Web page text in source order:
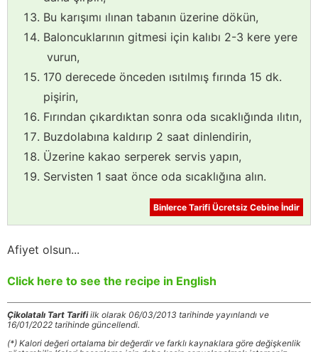
Bu karışımı ılınan tabanın üzerine dökün,
Baloncuklarının gitmesi için kalıbı 2-3 kere yere
vurun,
170 derecede önceden ısıtılmış fırında 15 dk.
pişirin,
Fırından çıkardıktan sonra oda sıcaklığında ılıtın,
Buzdolabına kaldırıp 2 saat dinlendirin,
Üzerine kakao serperek servis yapın,
Servisten 1 saat önce oda sıcaklığına alın.
Binlerce Tarifi Ücretsiz Cebine İndir
Afiyet olsun...
Click here to see the recipe in English
Çikolatalı Tart Tarifiilk olarak 06/03/2013 tarihinde yayınlandı ve
16/01/2022 tarihinde güncellendi.
(*) Kalori değeri ortalama bir değerdir ve farklı kaynaklara göre değişkenlik